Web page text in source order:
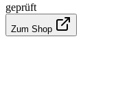
geprüft
Zum Shop